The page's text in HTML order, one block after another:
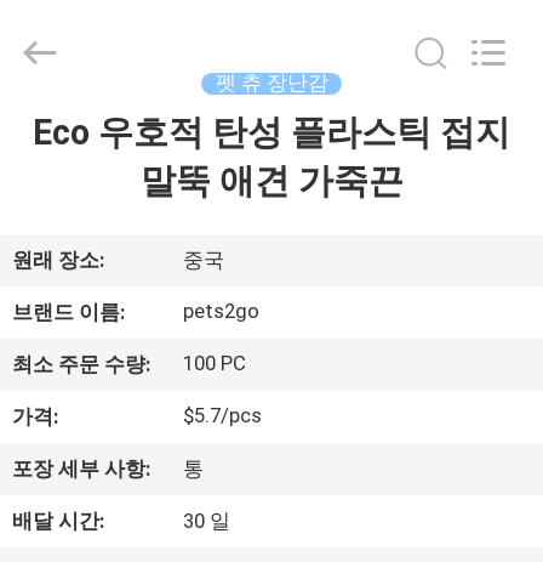
품
우
리
하
2020
Pets2Go
Trading
Co.Ltd.
펫 츄 장난감
Eco 우호적 탄성 플라스틱 접지
말뚝 애견 가죽끈
원래 장소: 중국
브랜드 이름: pets2go
최소 주문 수량: 100 PC
가격: $5.7/pcs
포장 세부 사항: 통
배달 시간: 30 일